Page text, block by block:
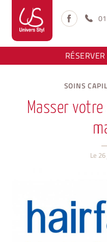
Aller
navigation
Aller
au
contenu
SOINS
Masser
Le